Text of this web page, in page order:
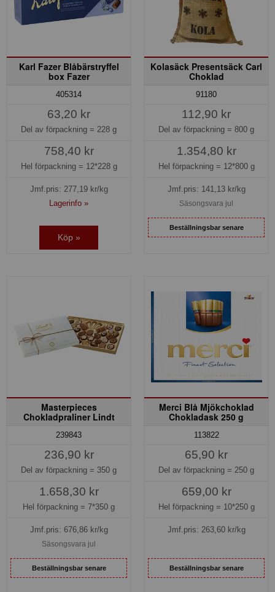
Karl Fazer Blåbärstryffel
box Fazer
405314
63,20 kr
Del av förpackning = 228 g
758,40 kr
Hel förpackning = 12*228 g
Jmf.pris: 277,19kr/kg
Lagerinfo »
Köp »
Kolasäck Presentsäck Carl
Choklad
91180
112,90 kr
Del av förpackning = 800 g
1.354,80 kr
Hel förpackning = 12*800 g
Jmf.pris: 141,13kr/kg
Säsongsvara jul
Beställningsbar senare
Masterpieces
Chokladpraliner Lindt
239843
236,90 kr
Del av förpackning = 350 g
1.658,30 kr
Hel förpackning = 7*350 g
Jmf.pris: 676,86kr/kg
Säsongsvara jul
Beställningsbar senare
Merci Blå Mjökchoklad
Chokladask 250 g
113822
65,90 kr
Del av förpackning = 250 g
659,00 kr
Hel förpackning = 10*250 g
Jmf.pris: 263,60kr/kg
Beställningsbar senare